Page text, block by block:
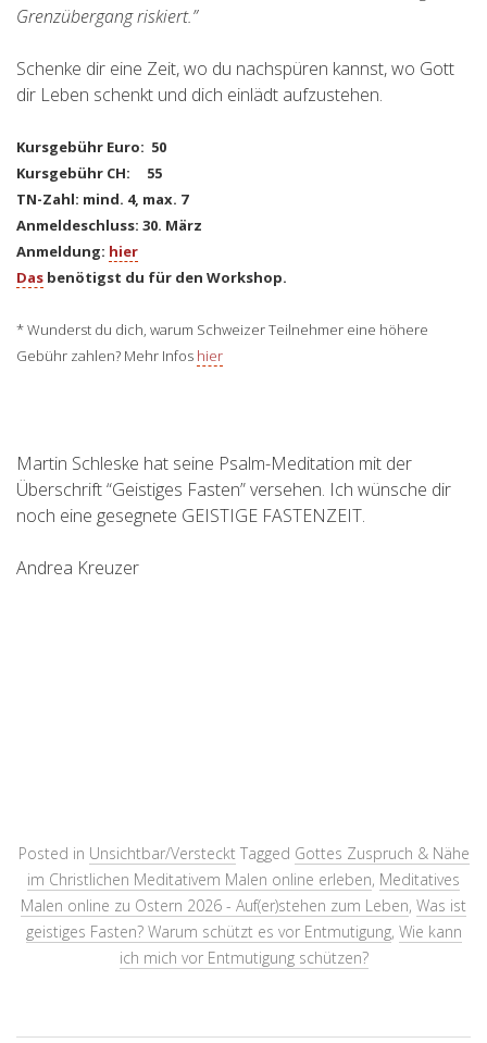
Grenzübergang riskiert.”
Schenke dir eine Zeit, wo du nachspüren kannst, wo Gott
dir Leben schenkt und dich einlädt aufzustehen.
Kursgebühr Euro: 50
Kursgebühr CH: 55
TN-Zahl: mind. 4, max. 7
Anmeldeschluss: 30. März
Anmeldung: hier
Das benötigst du für den Workshop.
* Wunderst du dich, warum Schweizer Teilnehmer eine höhere
Gebühr zahlen? Mehr Infos hier
Martin Schleske hat seine Psalm-Meditation mit der
Überschrift “Geistiges Fasten” versehen. Ich wünsche dir
noch eine gesegnete GEISTIGE FASTENZEIT.
Andrea Kreuzer
Posted in Unsichtbar/Versteckt Tagged Gottes Zuspruch & Nähe
im Christlichen Meditativem Malen online erleben, Meditatives
Malen online zu Ostern 2026 - Auf(er)stehen zum Leben, Was ist
geistiges Fasten? Warum schützt es vor Entmutigung, Wie kann
ich mich vor Entmutigung schützen?